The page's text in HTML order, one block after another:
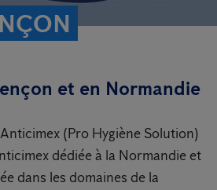
et en Normandie
Anticimex (Pro Hygiène Solution)
dédiée à la Normandie et
dans les domaines de la